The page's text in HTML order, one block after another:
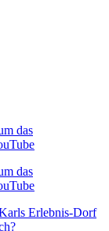
das
das
Erlebnis-Dorf